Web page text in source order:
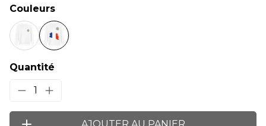
Couleurs
Quantité
1
AJOUTER AU PANIER